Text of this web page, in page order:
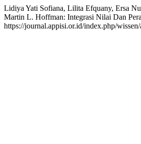
Lidiya Yati Sofiana, Lilita Efquany, Ersa
Martin L. Hoffman: Integrasi Nilai Dan
https://journal.appisi.or.id/index.php/